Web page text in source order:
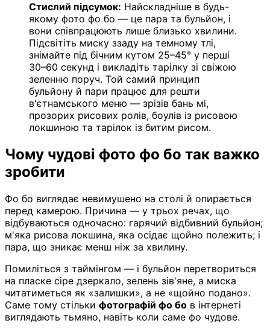
Стислий підсумок: Найскладніше в будь-
якому фото фо бо — це пара та бульйон, і
вони співпрацюють лише близько хвилини.
Підсвітіть миску ззаду на темному тлі,
знімайте під бічним кутом 25–45° у перші
30–60 секунд і викладіть тарілку зі свіжою
зеленню поруч. Той самий принцип
бульйону й пари працює для решти
в'єтнамського меню — зрізів бань мі,
прозорих рисових ролів, боулів із рисовою
локшиною та тарілок із битим рисом.
Чому чудові фото фо бо так важко
зробити
Фо бо виглядає невимушено на столі й опирається
перед камерою. Причина — у трьох речах, що
відбуваються одночасно: гарячий відбивний бульйон;
м'яка рисова локшина, яка осідає щойно полежить; і
пара, що зникає менш ніж за хвилину.
Помиліться з таймінгом — і бульйон перетвориться
на пласке сіре дзеркало, зелень зів'яне, а миска
читатиметься як «залишки», а не «щойно подано».
Саме тому стільки фотографій фо бо в інтернеті
виглядають тьмяно, навіть коли саме фо чудове.